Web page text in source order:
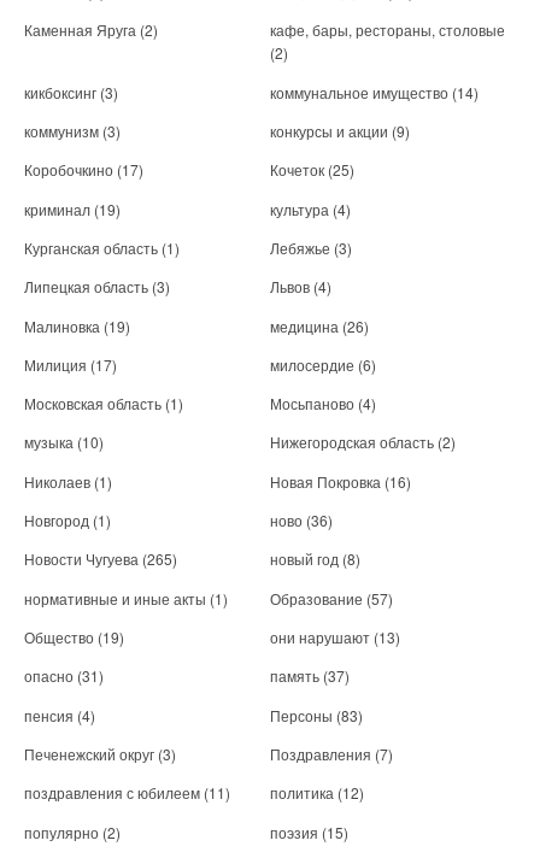
Каменная Яруга (2)
кафе, бары, рестораны, столовые
(2)
кикбоксинг (3) коммунальное имущество (14)
коммунизм (3) конкурсы и акции (9)
Коробочкино (17) Кочеток (25)
криминал (19) культура (4)
Курганская область (1) Лебяжье (3)
Липецкая область (3) Львов (4)
Малиновка (19) медицина (26)
Милиция (17) милосердие (6)
Московская область (1) Мосьпаново (4)
музыка (10) Нижегородская область (2)
Николаев (1) Новая Покровка (16)
Новгород (1) ново (36)
Новости Чугуева (265) новый год (8)
нормативные и иные акты (1) Образование (57)
Общество (19) они нарушают (13)
опасно (31) память (37)
пенсия (4) Персоны (83)
Печенежский округ (3) Поздравления (7)
поздравления с юбилеем (11) политика (12)
популярно (2) поэзия (15)